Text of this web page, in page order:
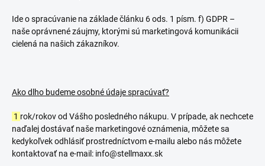
Ide o spracúvanie na základe článku 6 ods. 1 písm. f) GDPR –
naše oprávnené záujmy, ktorými sú marketingová komunikácii
cielená na našich zákazníkov.
Ako dlho budeme osobné údaje spracúvať?
1 rok/rokov od Vášho posledného nákupu. V prípade, ak nechcete
naďalej dostávať naše marketingové oznámenia, môžete sa
kedykoľvek odhlásiť prostredníctvom e-mailu alebo nás môžete
kontaktovať na e-mail: info@stellmaxx.sk